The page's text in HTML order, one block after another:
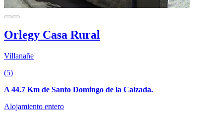
Orlegy Casa Rural
Villanañe
(5)
A 44.7 Km de Santo Domingo de la Calzada.
Alojamiento entero